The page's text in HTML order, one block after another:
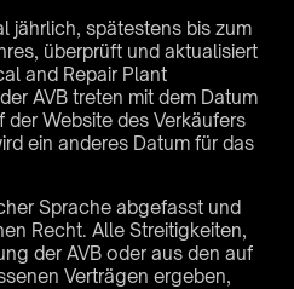
jährlich, spätestens bis zum
überprüft und aktualisiert
and Repair Plant
AVB treten mit dem Datum
Website des Verkäufers
ein anderes Datum für das
Sprache abgefasst und
Recht. Alle Streitigkeiten,
der AVB oder aus den auf
Verträgen ergeben,